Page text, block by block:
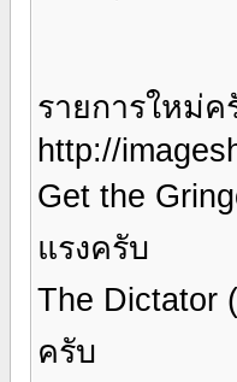
รายการใหม่ค
http://
Get the
แรงครับ
The Dictator
ครับ